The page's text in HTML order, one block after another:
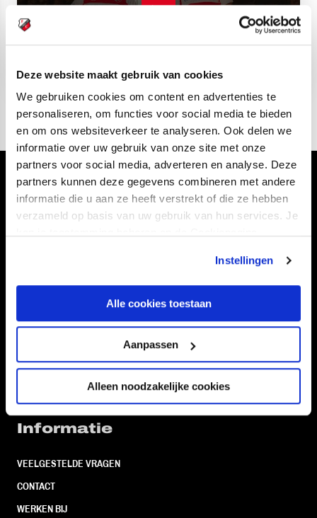
Deze website maakt gebruik van cookies
We gebruiken cookies om content en advertenties te
personaliseren, om functies voor social media te bieden
en om ons websiteverkeer te analyseren. Ook delen we
informatie over uw gebruik van onze site met onze
partners voor social media, adverteren en analyse. Deze
partners kunnen deze gegevens combineren met andere
informatie die u aan ze heeft verstrekt of die ze hebben
verzameld op basis van uw gebruik van hun services. Je
Instellingen
Alle cookies toestaan
Aanpassen
Alleen noodzakelijke cookies
Volg ons ook via
TEAMS
SUPPORTERS
KAARTVERKOOP
BUSINESS
Informatie
VEELGESTELDE VRAGEN
CONTACT
WERKEN BIJ